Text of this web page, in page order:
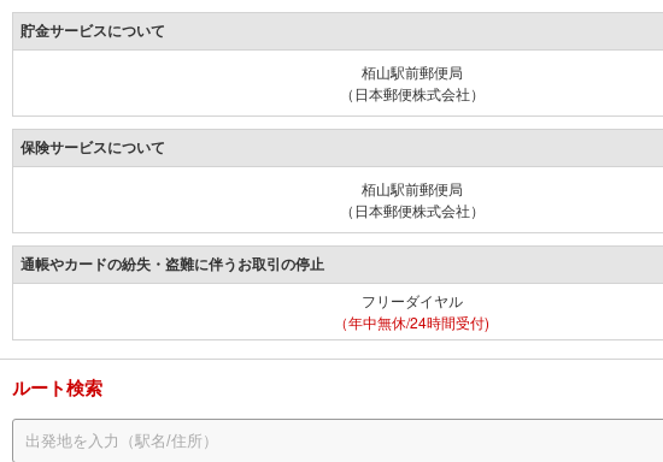
貯金サービスについて
栢山駅前郵便局
（日本郵便株式会社）
保険サービスについて
栢山駅前郵便局
（日本郵便株式会社）
通帳やカードの紛失・盗難に伴うお取引の停止
フリーダイヤル
（年中無休/24時間受付)
ルート検索